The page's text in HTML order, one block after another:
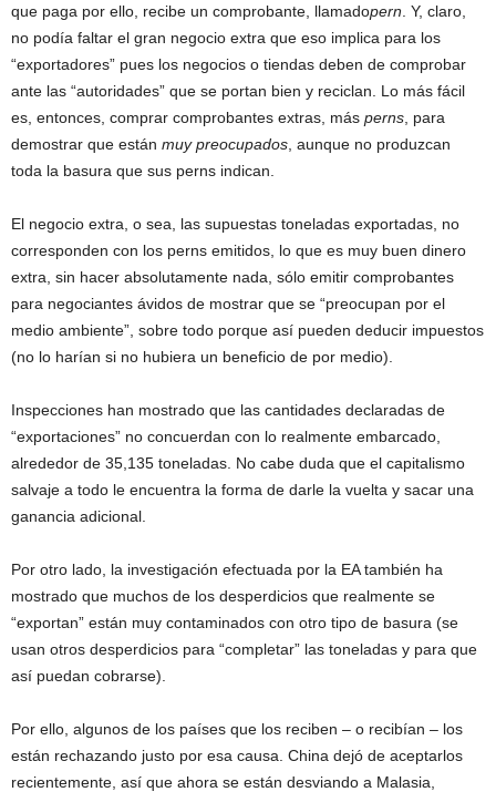
que paga por ello, recibe un comprobante, llamadopern . Y, claro,
no podía faltar el gran negocio extra que eso implica para los
“exportadores” pues los negocios o tiendas deben de comprobar
ante las “autoridades” que se portan bien y reciclan. Lo más fácil
es, entonces, comprar comprobantes extras, más perns , para
demostrar que están muy preocupados , aunque no produzcan
toda la basura que sus perns indican.
El negocio extra, o sea, las supuestas toneladas exportadas, no
corresponden con los perns emitidos, lo que es muy buen dinero
extra, sin hacer absolutamente nada, sólo emitir comprobantes
para negociantes ávidos de mostrar que se “preocupan por el
medio ambiente”, sobre todo porque así pueden deducir impuestos
(no lo harían si no hubiera un beneficio de por medio).
Inspecciones han mostrado que las cantidades declaradas de
“exportaciones” no concuerdan con lo realmente embarcado,
alrededor de 35,135 toneladas. No cabe duda que el capitalismo
salvaje a todo le encuentra la forma de darle la vuelta y sacar una
ganancia adicional.
Por otro lado, la investigación efectuada por la EA también ha
mostrado que muchos de los desperdicios que realmente se
“exportan” están muy contaminados con otro tipo de basura (se
usan otros desperdicios para “completar” las toneladas y para que
así puedan cobrarse).
Por ello, algunos de los países que los reciben – o recibían – los
están rechazando justo por esa causa. China dejó de aceptarlos
recientemente, así que ahora se están desviando a Malasia,